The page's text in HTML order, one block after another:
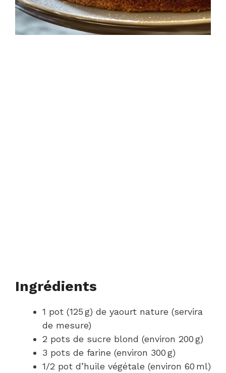
Ingrédients
1 pot (125 g) de yaourt nature (servira
de mesure)
2 pots de sucre blond (environ 200 g)
3 pots de farine (environ 300 g)
1/2 pot d’huile végétale (environ 60 ml)